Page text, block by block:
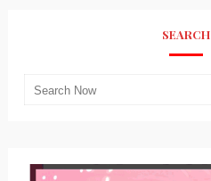
SEARCH